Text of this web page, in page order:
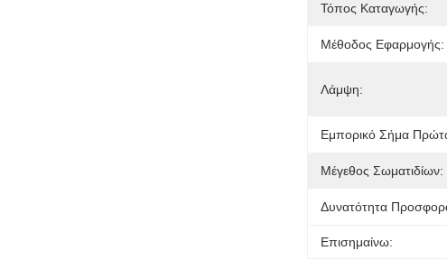
Τόπος Καταγωγής:
Μέθοδος Εφαρμογής:
Λάμψη:
Εμπορικό Σήμα
Μέγεθος Σωματιδίων:
Δυνατότητα
Επισημαίνω: